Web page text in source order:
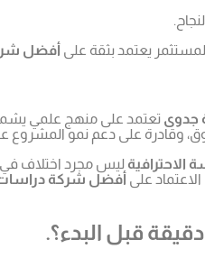
يعتمد بثقة على أفضل
جدوى تعتمد على منهج علمي
وقادرة على دعم نمو المشروع
الاحترافية ليس مجرد اختلاف في
على أفضل شركة
قبل البدء؟.